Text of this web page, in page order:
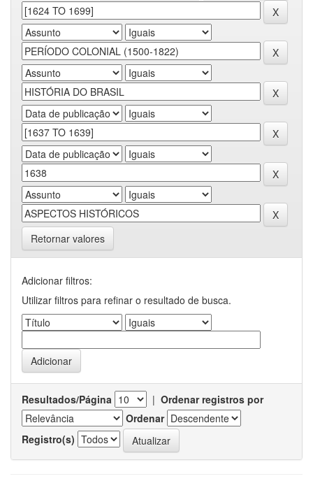
Retornar valores
Adicionar filtros:
Utilizar filtros para refinar o resultado de busca.
Resultados/Página | Ordenar registros por
Ordenar
Registro(s)